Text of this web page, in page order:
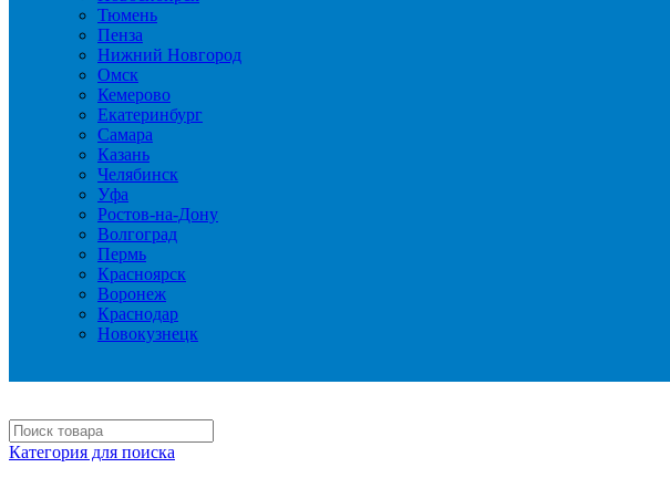
Тюмень
Пенза
Нижний Новгород
Омск
Кемерово
Екатеринбург
Самара
Казань
Челябинск
Уфа
Ростов-на-Дону
Волгоград
Пермь
Красноярск
Воронеж
Краснодар
Новокузнецк
Категория для поиска